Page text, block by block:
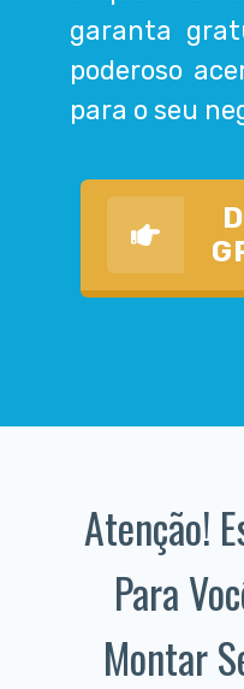
garanta
poderoso
para o seu
Atenção!
Para
Montar